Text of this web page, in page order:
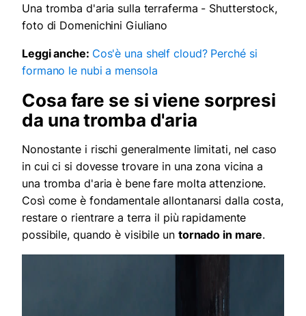
Una tromba d'aria sulla terraferma - Shutterstock,
foto di Domenichini Giuliano
Leggi anche: Cos'è una shelf cloud? Perché si
formano le nubi a mensola
Cosa fare se si viene sorpresi
da una tromba d'aria
Nonostante i rischi generalmente limitati, nel caso
in cui ci si dovesse trovare in una zona vicina a
una tromba d'aria è bene fare molta attenzione.
Così come è fondamentale allontanarsi dalla costa,
restare o rientrare a terra il più rapidamente
possibile, quando è visibile un tornado in mare.